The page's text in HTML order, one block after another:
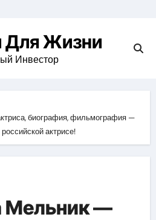
Для Жизни
Инвестор
биография, фильмография —
актрисе!
Мельник —